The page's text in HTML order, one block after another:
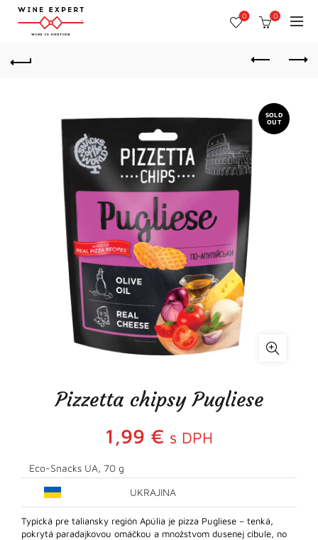
0 0
SOLD
OUT
Pizzetta chipsy Pugliese
1,99 € s DPH
Eco-Snacks UA, 70 g
UKRAJINA
Typická pre taliansky región Apúlia je pizza Pugliese – tenká,
pokrytá paradajkovou omáčkou a množstvom dusenej cibule, no